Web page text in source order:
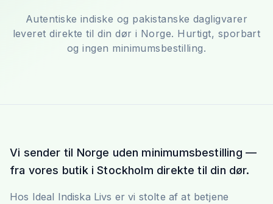
Autentiske indiske og pakistanske dagligvarer
leveret direkte til din dør i Norge. Hurtigt, sporbart
og ingen minimumsbestilling.
Vi sender til Norge uden minimumsbestilling —
fra vores butik i Stockholm direkte til din dør.
Hos Ideal Indiska Livs er vi stolte af at betjene